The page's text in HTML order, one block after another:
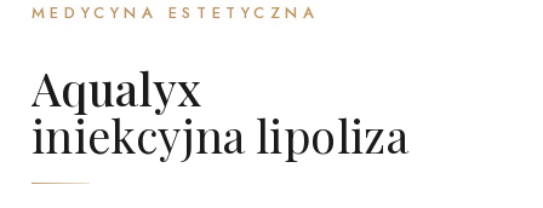
MEDYCYNA ESTETYCZNA
Aqualyx
iniekcyjna lipoliza